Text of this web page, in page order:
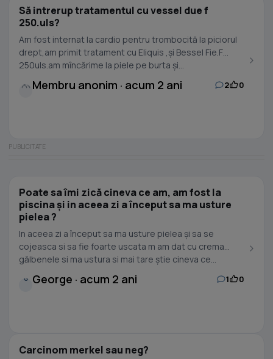
Să intrerup tratamentul cu vessel due f
250.uls?
Am fost internat la cardio pentru trombocită la piciorul
drept,am primit tratament cu Eliquis ,și Bessel Fie.F
250uls.am mîncărime la piele pe burta și...
Membru anonim · acum 2 ani 2 0
Poate sa îmi zică cineva ce am, am fost la
piscina și in aceea zi a început sa ma usture
pielea ?
In aceea zi a început sa ma usture pielea și sa se
cojeasca si sa fie foarte uscata m am dat cu crema
gălbenele si ma ustura si mai tare știe cineva ce...
G George · acum 2 ani 1 0
Carcinom merkel sau neg?